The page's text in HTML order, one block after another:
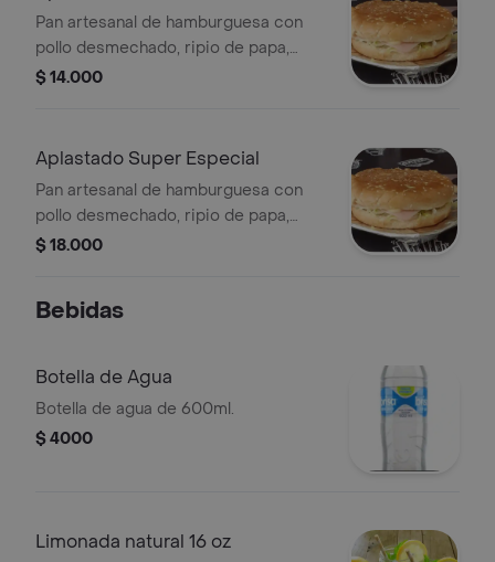
Pan artesanal de hamburguesa con
pollo desmechado, ripio de papa,
queso y lechuga.
$ 14.000
Aplastado Super Especial
Pan artesanal de hamburguesa con
pollo desmechado, ripio de papa,
jamón, queso, tocineta y lechuga.
$ 18.000
Bebidas
Botella de Agua
Botella de agua de 600ml.
$ 4000
Limonada natural 16 oz